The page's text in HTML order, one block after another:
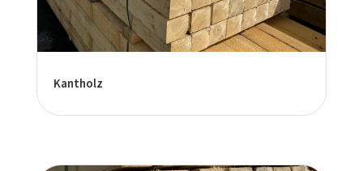
Kantholz